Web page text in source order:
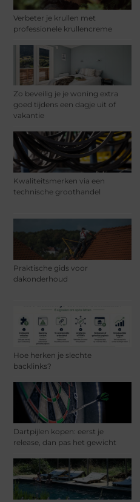
Verbeter je krullen met
professionele krullencreme
Zo beveilig je je woning extra
goed tijdens een dagje uit of
vakantie
Kwaliteitsmerken via een
technische groothandel
Praktische gids voor
dakonderhoud
Hoe herken je slechte
backlinks?
Dartpijlen kopen: eerst je
release, dan pas het gewicht